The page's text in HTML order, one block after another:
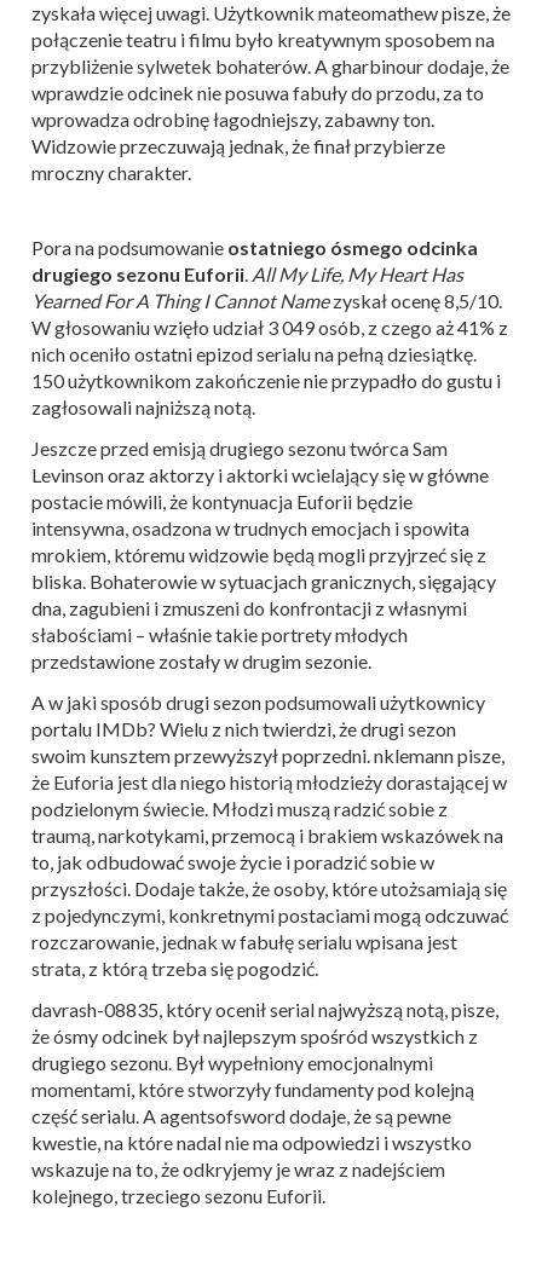
zyskała więcej uwagi. Użytkownik mateomathew pisze, że
połączenie teatru i filmu było kreatywnym sposobem na
przybliżenie sylwetek bohaterów. A gharbinour dodaje, że
wprawdzie odcinek nie posuwa fabuły do przodu, za to
wprowadza odrobinę łagodniejszy, zabawny ton.
Widzowie przeczuwają jednak, że finał przybierze
mroczny charakter.
Pora na podsumowanie ostatniego ósmego odcinka
drugiego sezonu Euforii. All My Life, My Heart Has
Yearned For A Thing I Cannot Namezyskał ocenę 8,5/10.
W głosowaniu wzięło udział 3 049 osób, z czego aż 41% z
nich oceniło ostatni epizod serialu na pełną dziesiątkę.
150 użytkownikom zakończenie nie przypadło do gustu i
zagłosowali najniższą notą.
Jeszcze przed emisją drugiego sezonu twórca Sam
Levinson oraz aktorzy i aktorki wcielający się w główne
postacie mówili, że kontynuacja Euforii będzie
intensywna, osadzona w trudnych emocjach i spowita
mrokiem, któremu widzowie będą mogli przyjrzeć się z
bliska. Bohaterowie w sytuacjach granicznych, sięgający
dna, zagubieni i zmuszeni do konfrontacji z własnymi
słabościami – właśnie takie portrety młodych
przedstawione zostały w drugim sezonie.
A w jaki sposób drugi sezon podsumowali użytkownicy
portalu IMDb? Wielu z nich twierdzi, że drugi sezon
swoim kunsztem przewyższył poprzedni. nklemann pisze,
że Euforia jest dla niego historią młodzieży dorastającej w
podzielonym świecie. Młodzi muszą radzić sobie z
traumą, narkotykami, przemocą i brakiem wskazówek na
to, jak odbudować swoje życie i poradzić sobie w
przyszłości. Dodaje także, że osoby, które utożsamiają się
z pojedynczymi, konkretnymi postaciami mogą odczuwać
rozczarowanie, jednak w fabułę serialu wpisana jest
strata, z którą trzeba się pogodzić.
davrash-08835, który ocenił serial najwyższą notą, pisze,
że ósmy odcinek był najlepszym spośród wszystkich z
drugiego sezonu. Był wypełniony emocjonalnymi
momentami, które stworzyły fundamenty pod kolejną
część serialu. A agentsofsword dodaje, że są pewne
kwestie, na które nadal nie ma odpowiedzi i wszystko
wskazuje na to, że odkryjemy je wraz z nadejściem
kolejnego, trzeciego sezonu Euforii.